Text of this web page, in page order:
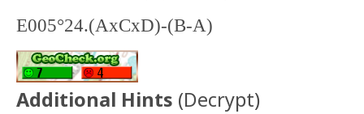
E005°24.(AxCxD)-(B-A)
Additional Hints (Decrypt)